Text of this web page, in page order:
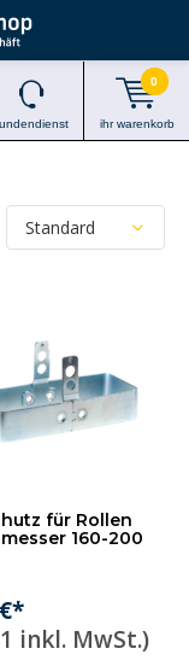
ihr warenkorb
0
für Rollen
160-200
inkl. MwSt.)